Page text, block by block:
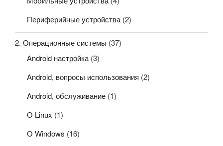
Периферийные устройства(2)
2. Операционные системы (37)
Android настройка(3)
Android, вопросы использования (2)
Android, обслуживание (1)
О Linux (1)
О Windows (16)